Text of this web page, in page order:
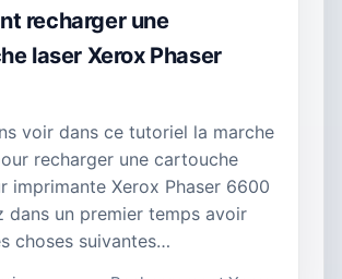
recharger une
laser Xerox Phaser
voir dans ce tutoriel la marche
recharger une cartouche
imprimante Xerox Phaser 6600
dans un premier temps avoir
choses suivantes…